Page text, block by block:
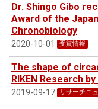
Dr. Shingo Gibo
Award of the
Chronobiology
2020-10-01 受賞情報
The shape of
RIKEN Research
2019-09-17 リサーチニ